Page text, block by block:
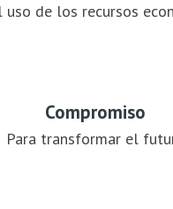
uso de los recursos
Compromiso
Para transformar el